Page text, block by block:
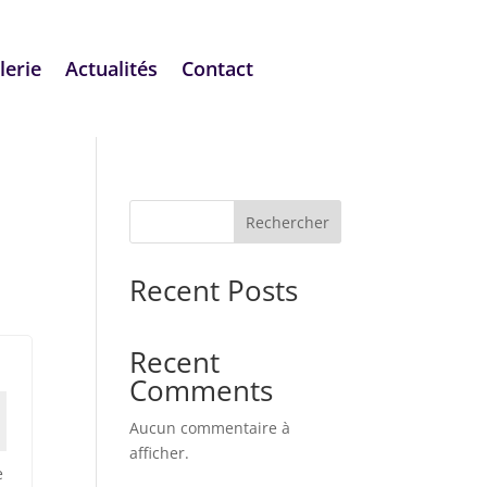
Actualités Contact
Rechercher
Recent Posts
Recent
Comments
Aucun commentaire à
afficher.